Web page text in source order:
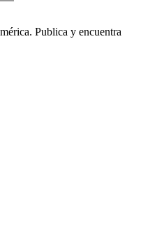
Publica y encuentra